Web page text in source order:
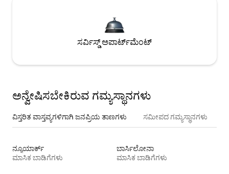
ಸರ್ವಿಸ್ಡ್ ಅಪಾರ್ಟ್‌ಮೆಂಟ್
ಅನ್ವೇಷಿಸಬೇಕಿರುವ ಗಮ್ಯಸ್ಥಾನಗಳು
ವಿಸ್ತರಿತ ವಾಸ್ತವ್ಯಗಳಿಗಾಗಿ ಜನಪ್ರಿಯ ತಾಣಗಳು ಸಮೀಪದ ಗಮ್ಯಸ್ಥಾನಗಳು
ನ್ಯೂಯಾರ್ಕ್
ಮಾಸಿಕ ಬಾಡಿಗೆಗಳು
ಬಾರ್ಸಿಲೋನಾ
ಮಾಸಿಕ ಬಾಡಿಗೆಗಳು